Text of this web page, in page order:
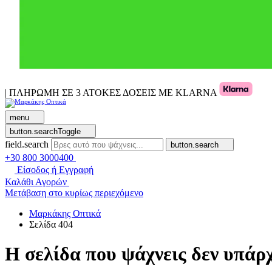
| ΠΛΗΡΩΜΗ ΣΕ 3 ΑΤΟΚΕΣ ΔΟΣΕΙΣ ΜΕ KLARNA
menu
button.searchToggle
field.search button.search
+30 800 3000400
Είσοδος ή Εγγραφή
Καλάθι Αγορών
Μετάβαση στο κυρίως περιεχόμενο
Μαρκάκης Οπτικά
Σελίδα 404
Η σελίδα που ψάχνεις δεν